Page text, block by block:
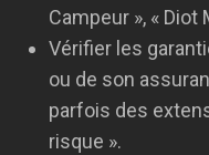
Campeur », « Diot
Vérifier les
ou de son
parfois des
risque ».